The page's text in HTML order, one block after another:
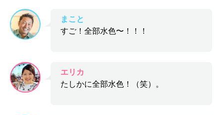
まこと
すご！全部水色〜！！！
エリカ
たしかに全部水色！（笑）。